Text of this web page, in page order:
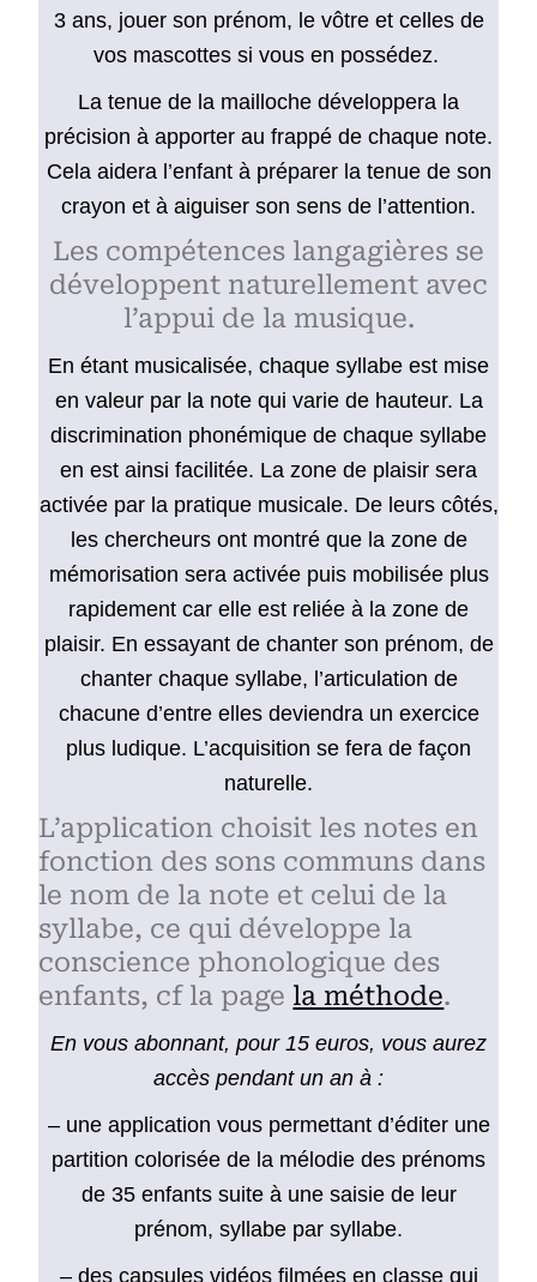
3 ans, jouer son prénom, le vôtre et celles de
vos mascottes si vous en possédez.
La tenue de la mailloche développera la
précision à apporter au frappé de chaque note.
Cela aidera l’enfant à préparer la tenue de son
crayon et à aiguiser son sens de l’attention.
Les compétences langagières se
développent naturellement avec
l’appui de la musique.
En étant musicalisée, chaque syllabe est mise
en valeur par la note qui varie de hauteur. La
discrimination phonémique de chaque syllabe
en est ainsi facilitée. La zone de plaisir sera
activée par la pratique musicale. De leurs côtés,
les chercheurs ont montré que la zone de
mémorisation sera activée puis mobilisée plus
rapidement car elle est reliée à la zone de
plaisir. En essayant de chanter son prénom, de
chanter chaque syllabe, l’articulation de
chacune d’entre elles deviendra un exercice
plus ludique. L’acquisition se fera de façon
naturelle.
L’application choisit les notes en
fonction des sons communs dans
le nom de la note et celui de la
syllabe, ce qui développe la
conscience phonologique des
enfants, cf la page la méthode.
En vous abonnant, pour 15 euros, vous aurez
accès pendant un an à :
– une application vous permettant d’éditer une
partition colorisée de la mélodie des prénoms
de 35 enfants suite à une saisie de leur
prénom, syllabe par syllabe.
– des capsules vidéos filmées en classe qui